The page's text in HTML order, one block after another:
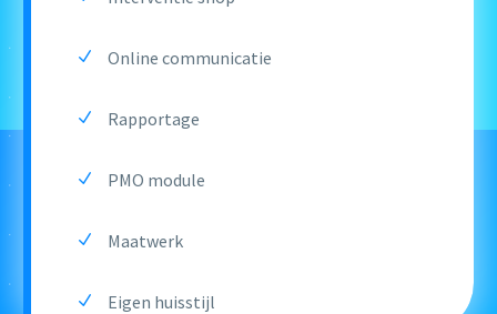
Online communicatie
Rapportage
PMO module
Maatwerk
Eigen huisstijl